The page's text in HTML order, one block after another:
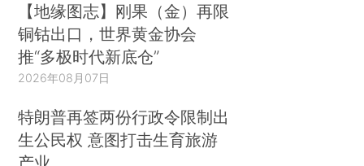
【地缘图志】刚果（金）再限
铜钴出口，世界黄金协会
推“多极时代新底仓”
2026年08月07日
特朗普再签两份行政令限制出
生公民权 意图打击生育旅游